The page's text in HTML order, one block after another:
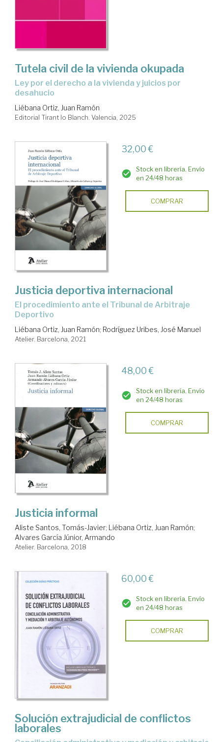
Tutela civil de la vivienda okupada
Ley por el derecho a la vivienda y juicios por
desahucio
Liébana Ortiz, Juan Ramón
Editorial Tirant lo Blanch. Valencia, 2025
32,00 €
Stock en librería. Envío
en 24/48 horas
COMPRAR
Justicia deportiva internacional
el procedimiento ante el Tribunal de Arbitraje
Deportivo
Liébana Ortiz, Juan Ramón; Rodríguez Uribes, José Manuel
Atelier. Barcelona, 2021
48,00 €
Stock en librería. Envío
en 24/48 horas
COMPRAR
Justicia informal
Aliste Santos, Tomás-Javier; Liébana Ortiz, Juan Ramón;
Alvares García Júnior, Armando
Atelier. Barcelona, 2018
60,00 €
Stock en librería. Envío
en 24/48 horas
COMPRAR
Solución extrajudicial de conflictos
laborales